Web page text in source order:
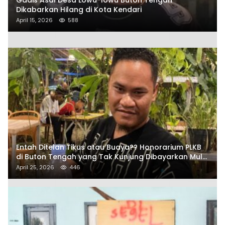
Dikabarkan Hilang di Kota Kendari
April 15, 2026 588
Entah Ditelan Tikus atau Buaya?? Honorarium PLKB
di Buton Tengah yang Tak Kunjung Dibayarkan Mulai
Disorot SAMURAIS
April 25, 2026 446